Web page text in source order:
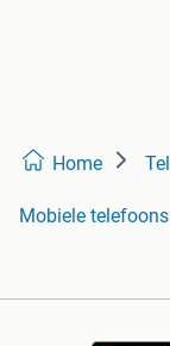
Home
Mobiele